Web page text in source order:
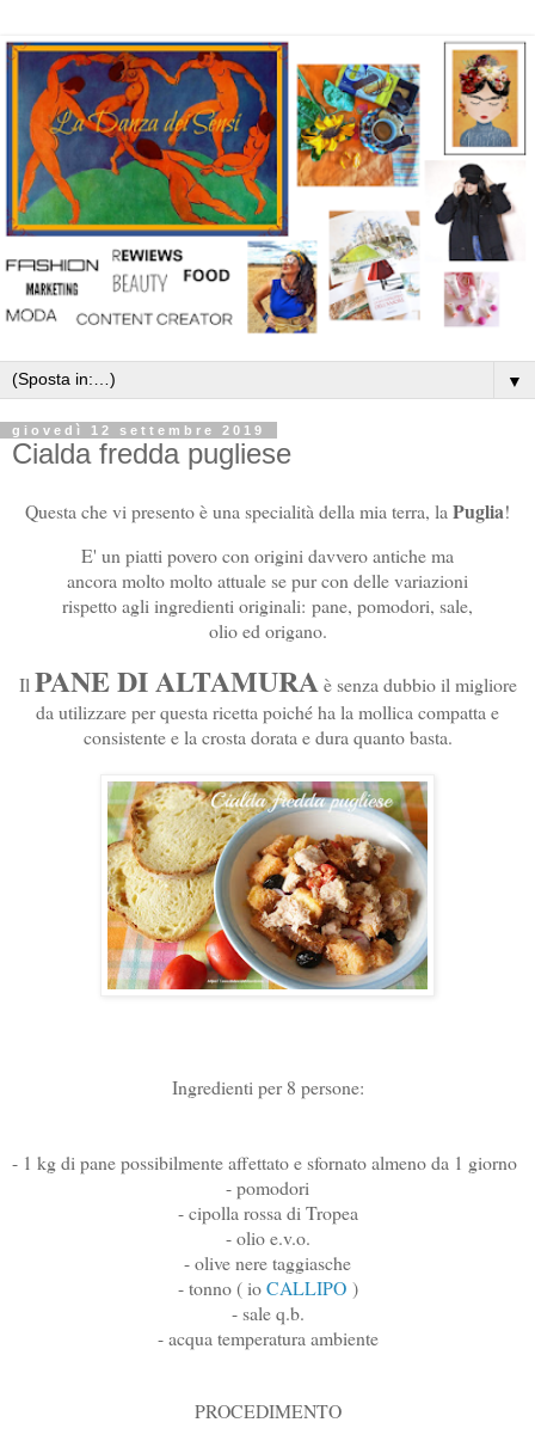
▼
giovedì 12 settembre 2019
Cialda fredda pugliese
Questa che vi presento è una specialità della mia terra, la Puglia!
E' un piatti povero con origini davvero antiche ma
ancora molto molto attuale se pur con delle variazioni
rispetto agli ingredienti originali: pane, pomodori, sale,
olio ed origano.
IlPANE DI ALTAMURAè senza dubbio il migliore
da utilizzare per questa ricetta poiché ha la mollica compatta e
consistente e la crosta dorata e dura quanto basta.
Ingredienti per 8 persone:
- 1 kg di pane possibilmente affettato e sfornato almeno da 1 giorno
- pomodori
- cipolla rossa di Tropea
- olio e.v.o.
- olive nere taggiasche
- tonno ( ioCALLIPO)
- sale q.b.
- acqua temperatura ambiente
PROCEDIMENTO